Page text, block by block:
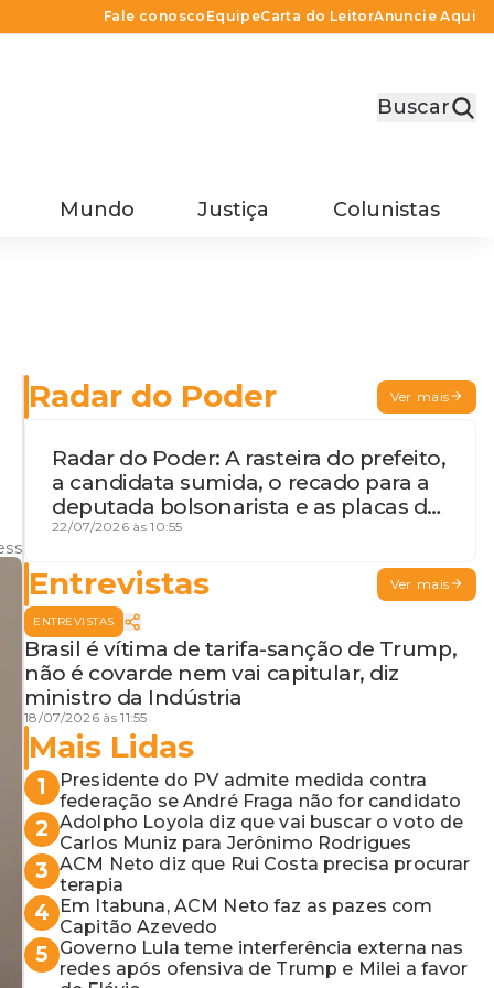
Fale conosco EquipeCarta do LeitorAnuncie Aqui
Buscar
Mundo Justiça Colunistas
Radar do Poder Ver mais
Radar do Poder: A rasteira do prefeito,
a candidata sumida, o recado para a
deputada bolsonarista e as placas da
discórdia
22/07/2026 às 10:55
Entrevistas Ver mais
ENTREVISTAS
Brasil é vítima de tarifa-sanção de Trump,
não é covarde nem vai capitular, diz
ministro da Indústria
18/07/2026 às 11:55
Mais Lidas
1
Presidente do PV admite medida contra
federação se André Fraga não for candidato
2 Adolpho Loyola diz que vai buscar o voto de
Carlos Muniz para Jerônimo Rodrigues
3 ACM Neto diz que Rui Costa precisa procurar
terapia
4
Em Itabuna, ACM Neto faz as pazes com
Capitão Azevedo
5
Governo Lula teme interferência externa nas
redes após ofensiva de Trump e Milei a favor